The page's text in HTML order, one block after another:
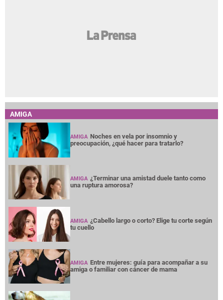
AMIGA
AMIGA Noches en vela por insomnio y
preocupación, ¿qué hacer para tratarlo?
AMIGA ¿Terminar una amistad duele tanto como
una ruptura amorosa?
AMIGA ¿Cabello largo o corto? Elige tu corte según
tu cuello
AMIGA Entre mujeres: guía para acompañar a su
amiga o familiar con cáncer de mama